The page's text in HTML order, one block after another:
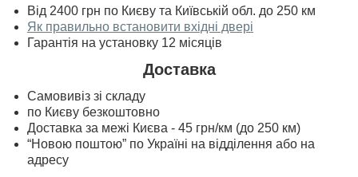
Від 2400 грн по Києву та Київській обл. до 250 км
Як правильно встановити вхідні двері
Гарантія на установку 12 місяців
Доставка
Самовивіз зі складу
по Києву безкоштовно
Доставка за межі Києва - 45 грн/км (до 250 км)
“Новою поштою” по Україні на відділення або на
адресу